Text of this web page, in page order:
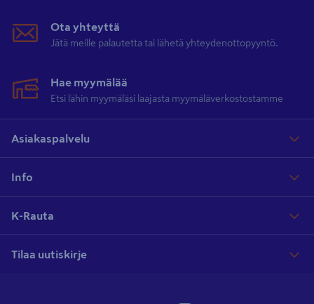
Ota yhteyttä
Jätä meille palautetta tai lähetä yhteydenottopyyntö.
Hae myymälää
Etsi lähin myymäläsi laajasta myymäläverkostostamme
Asiakaspalvelu
Info
K-Rauta
Tilaa uutiskirje